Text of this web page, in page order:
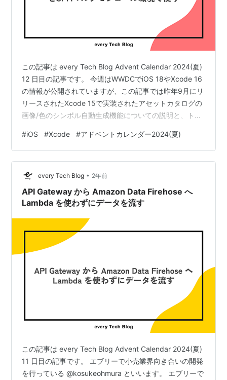
この記事は every Tech Blog Advent Calendar 2024(夏)
12 日目の記事です。 今週はWWDCでiOS 18やXcode 16
の情報が公開されていますが、この記事では昨年9月にリ
リースされたXcode 15で実装されたアセットカタログの
画像/色のシンボル自動生成機能についての説明と、トモ
Xcode 15の画像/色のシンボル自動生成機能 Xcode 15か
ら、アセットカタログ内の画像/色に対してSwiftのシンボ
ルを生成できるようになりました。今までの名前文字列
で指定する方法と比較すると、コード補完が効き、コ
ン…
#iOS #Xcode #アドベントカレンダー2024(夏)
every Tech Blog • 2年前
API Gateway から Amazon Data Firehose へ
Lambda を使わずにデータを流す
この記事は every Tech Blog Advent Calendar 2024(夏)
11 日目の記事です。 エブリーで小売業界向き合いの開発
を行っている @kosukeohmura といいます。 エブリーで